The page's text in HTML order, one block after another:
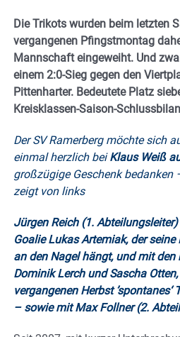
Die Trikots wurden beim letzten
vergangenen Pfingstmontag
Mannschaft eingeweiht. Und
einem 2:0-Sieg gegen den
Pittenharter. Bedeutete Platz
Kreisklassen-Saison-
Der SV Ramerberg möchte sich
einmal herzlich beiKlaus Weiß
großzügige Geschenk bedanken
zeigt von links
Jürgen Reich (1.
Goalie Lukas Artemiak, der
an den Nagel hängt, und mit den
Dominik Lerch und Sascha
vergangenen Herbst
– sowie mit Max Follner (2.